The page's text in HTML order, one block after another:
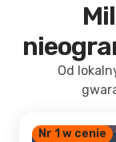
Od
Nr 1 w cenie